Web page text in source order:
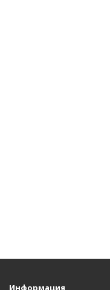
Информация